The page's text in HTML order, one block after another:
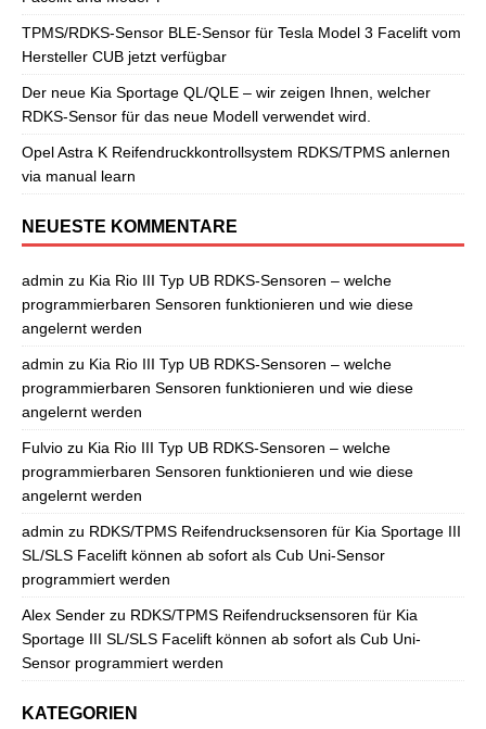
TPMS/RDKS-Sensor BLE-Sensor für Tesla Model 3 Facelift vom
Hersteller CUB jetzt verfügbar
Der neue Kia Sportage QL/QLE – wir zeigen Ihnen, welcher
RDKS-Sensor für das neue Modell verwendet wird.
Opel Astra K Reifendruckkontrollsystem RDKS/TPMS anlernen
via manual learn
NEUESTE KOMMENTARE
admin zu Kia Rio III Typ UB RDKS-Sensoren – welche
programmierbaren Sensoren funktionieren und wie diese
angelernt werden
admin zu Kia Rio III Typ UB RDKS-Sensoren – welche
programmierbaren Sensoren funktionieren und wie diese
angelernt werden
Fulvio zu Kia Rio III Typ UB RDKS-Sensoren – welche
programmierbaren Sensoren funktionieren und wie diese
angelernt werden
admin zu RDKS/TPMS Reifendrucksensoren für Kia Sportage III
SL/SLS Facelift können ab sofort als Cub Uni-Sensor
programmiert werden
Alex Sender zu RDKS/TPMS Reifendrucksensoren für Kia
Sportage III SL/SLS Facelift können ab sofort als Cub Uni-
Sensor programmiert werden
KATEGORIEN